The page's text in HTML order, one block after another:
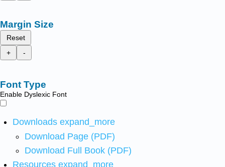
Margin Size
Reset
+
-
Font Type
Enable Dyslexic Font
Downloads expand_more
Download Page (PDF)
Download Full Book (PDF)
Resources expand_more